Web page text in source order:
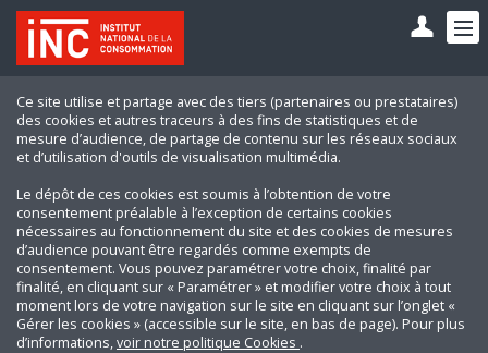
Ce site utilise et partage avec des tiers (partenaires ou prestataires)
des cookies et autres traceurs à des fins de statistiques et de
mesure d’audience, de partage de contenu sur les réseaux sociaux
et d’utilisation d'outils de visualisation multimédia.
Le dépôt de ces cookies est soumis à l’obtention de votre
consentement préalable à l’exception de certains cookies
nécessaires au fonctionnement du site et des cookies de mesures
d’audience pouvant être regardés comme exempts de
consentement. Vous pouvez paramétrer votre choix, finalité par
finalité, en cliquant sur « Paramétrer » et modifier votre choix à tout
moment lors de votre navigation sur le site en cliquant sur l’onglet «
Gérer les cookies » (accessible sur le site, en bas de page). Pour plus
d’informations,voir notre politique Cookies .